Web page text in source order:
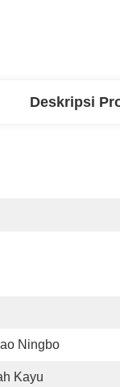
Deskripsi
Ningbo
Kayu